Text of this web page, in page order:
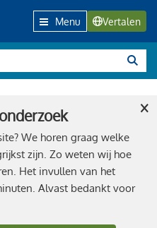
Menu Vertalen
We horen graag welke
zijn. Zo weten wij hoe
Het invullen van het
Alvast bedankt voor
×